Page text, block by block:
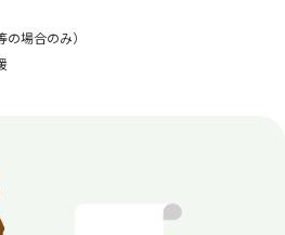
場合のみ）